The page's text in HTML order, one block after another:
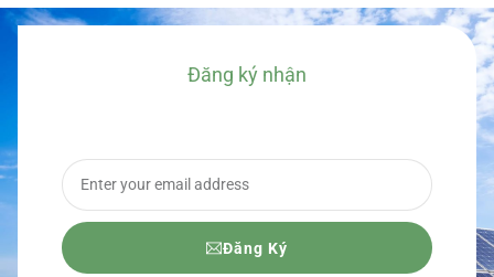
Đăng ký nhận
Đăng Ký